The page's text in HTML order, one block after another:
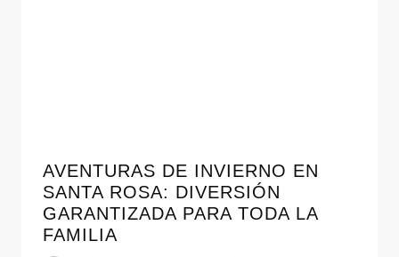
AVENTURAS DE INVIERNO EN
SANTA ROSA: DIVERSIÓN
GARANTIZADA PARA TODA LA
FAMILIA